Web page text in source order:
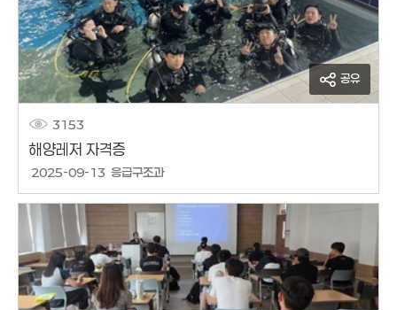
공유
3153
해양레저 자격증
작성날짜
2025-09-13
작성자
응급구조과